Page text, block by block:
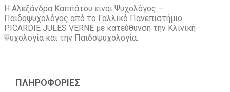
Η Αλεξάνδρα Καππάτου είναι Ψυχολόγος –
Παιδοψυχολόγος από το Γαλλικό Πανεπιστήμιο
PICARDIE JULES VERNE με κατεύθυνση την Kλινική
Ψυχολογία και την Παιδοψυχολογία.
ΠΛΗΡΟΦΟΡΙΕΣ